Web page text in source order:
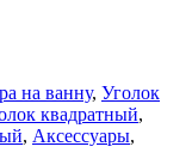
на ванну, Уголок
квадратный,
, Аксессуары,